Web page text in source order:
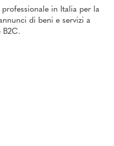
in Italia per la
di beni e servizi a
B2C.